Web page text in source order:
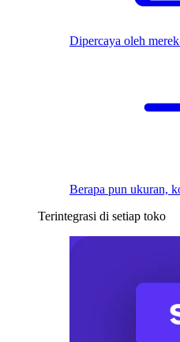
Dipercaya oleh
Berapa pun ukuran,
Terintegrasi di setiap toko